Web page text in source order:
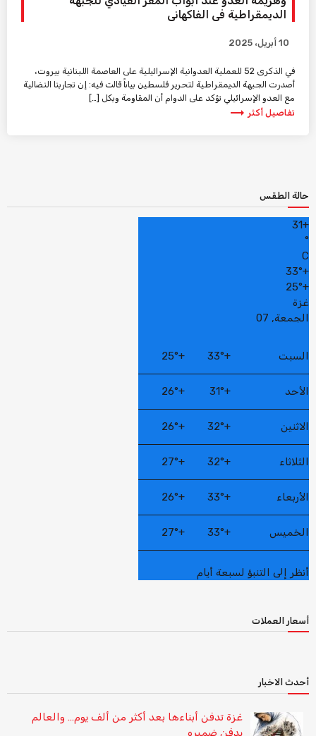
الديمقراطية في الفاكهاني
10 أبريل، 2025
في الذكرى 52 للعملية العدوانية الإسرائيلية على العاصمة اللبنانية بيروت،
أصدرت الجبهة الديمقراطية لتحرير فلسطين بياناً قالت فيه: إن تجاربنا النضالية
مع العدو الإسرائيلي تؤكد على الدوام أن المقاومة وبكل […]
تفاصيل أكثر trending_flat
حالة الطقس
+
31
°
C
+
33°
+
25°
غزة
الجمعة, 07
السبت +
33°
+
25°
الأحد +
31°
+
26°
الاثنين +
32°
+
26°
الثلاثاء +
32°
+
27°
الأربعاء +
33°
+
26°
الخميس +
33°
+
27°
أنظر إلى التنبؤ لسبعة أيام
أسعار العملات
أحدث الاخبار
غزة تدفن أبناءها بعد أكثر من ألف يوم… والعالم
يدفن ضميره